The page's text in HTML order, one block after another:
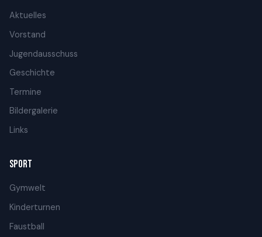
Aktuelles
Vorstand
Jugendausschuss
Geschichte
Termine
Bildergalerie
Links
SPORT
Gymwelt
Kinderturnen
Faustball